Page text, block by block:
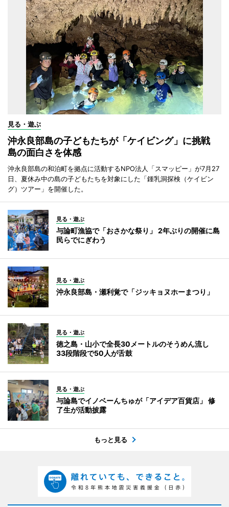
見る・遊ぶ
沖永良部島の子どもたちが「ケイビング」に挑戦
島の面白さを体感
沖永良部島の和泊町を拠点に活動するNPO法人「スマッピー」が7月27
日、夏休み中の島の子どもたちを対象にした「鍾乳洞探検（ケイビン
グ）ツアー」を開催した。
見る・遊ぶ
与論町漁協で「おさかな祭り」 2年ぶりの開催に島
民らでにぎわう
見る・遊ぶ
沖永良部島・瀬利覚で「ジッキョヌホーまつり」
見る・遊ぶ
徳之島・山小で全長30メートルのそうめん流し
33段階段で50人が舌鼓
見る・遊ぶ
与論島でイノベーんちゅが「アイデア百貨店」 修
了生が活動披露
もっと見る